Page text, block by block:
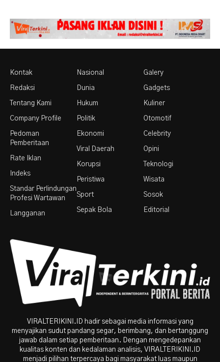
Kontak
Redaksi
Tentang Kami
Company Profile
Pedoman
Pemberitaan
Rate Iklan
Indeks
Standar Perlindungan
Profesi Wartawan
Langganan
Nasional
Dunia
Hukum
Politik
Ekonomi
Viral Daerah
Korupsi
Peristiwa
Sport
Sepak Bola
Galery
Gadgets
Kuliner
Otomotif
Celebrity
Opini
Teknologi
Wisata
Sosok
Editorial
VIRALTERIKINI.ID hadir sebagai media informasi yang
menyajikan sudut pandang segar, berimbang, dan bertanggung
jawab dalam setiap pemberitaan. Dengan mengedepankan
kualitas konten dan kedalaman analisis, VIRALTERIKINI.ID
menjadi pilihan terpercaya bagi masyarakat luas maupun